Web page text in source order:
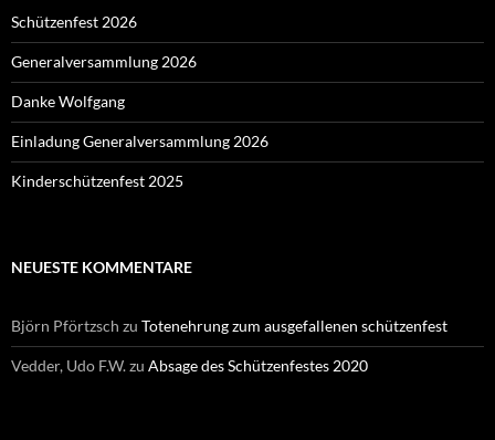
Schützenfest 2026
Generalversammlung 2026
Danke Wolfgang
Einladung Generalversammlung 2026
Kinderschützenfest 2025
NEUESTE KOMMENTARE
Björn Pförtzsch zu Totenehrung zum ausgefallenen schützenfest
Vedder, Udo F.W.zu Absage des Schützenfestes 2020